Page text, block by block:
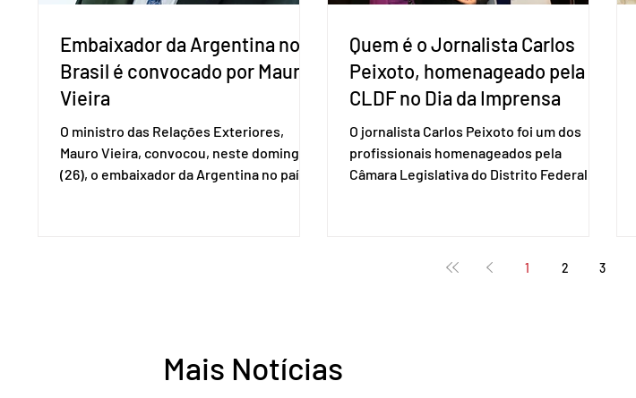
Embaixador da Argentina no
Brasil é convocado por Mauro
Vieira
O ministro das Relações Exteriores,
Mauro Vieira, convocou, neste domingo
(26), o embaixador da Argentina no país,
Estado, às instituições democráticas,
Quem é o Jornalista Carlos
Peixoto, homenageado pela
CLDF no Dia da Imprensa
O jornalista Carlos Peixoto foi um dos
profissionais homenageados pela
Câmara Legislativa do Distrito Federal
deputada distrital Dra. Jane Klébia,
1 2 3
Mais Notícias